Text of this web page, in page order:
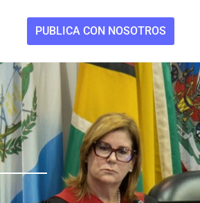
PUBLICA CON NOSOTROS